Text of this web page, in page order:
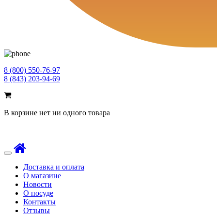
8 (800) 550-76-97
8 (843) 203-94-69
В корзине нет ни одного товара
Toggle
navigationДоставка и оплата
О магазине
Новости
О посуде
Контакты
Отзывы